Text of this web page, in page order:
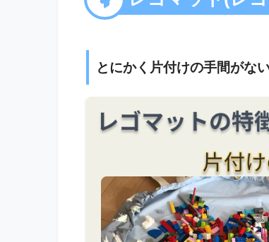
とにかく片付けの手間がな